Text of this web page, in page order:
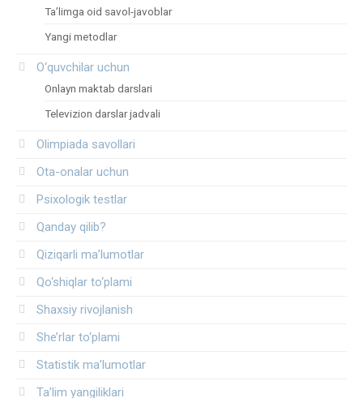
Ta’limga oid savol-javoblar
Yangi metodlar
O‘quvchilar uchun
Onlayn maktab darslari
Televizion darslar jadvali
Olimpiada savollari
Ota-onalar uchun
Psixologik testlar
Qanday qilib?
Qiziqarli ma’lumotlar
Qo‘shiqlar to‘plami
Shaxsiy rivojlanish
She’rlar to‘plami
Statistik ma’lumotlar
Ta’lim yangiliklari